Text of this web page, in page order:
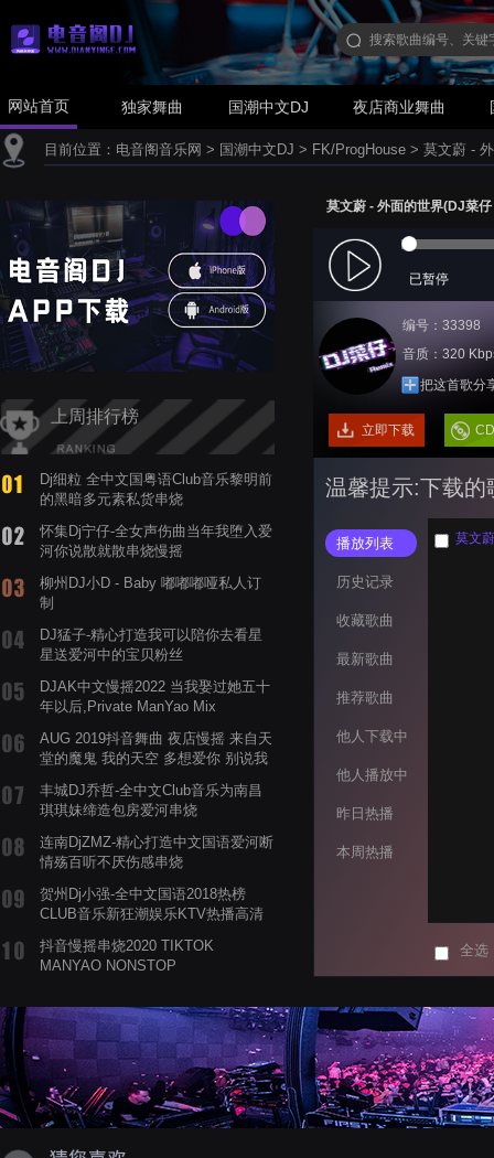
网站首页 独家舞曲 国潮中文DJ 夜店商业舞曲
目前位置： 电音阁音乐网 > 国潮中文DJ > FK/ProgHouse > 莫文蔚 -
上周排行榜
Dj细粒 全中文国粤语Club音乐黎明前
的黑暗多元素私货串烧
怀集Dj宁仔-全女声伤曲当年我堕入爱
河你说散就散串烧慢摇
柳州DJ小D - Baby 嘟嘟嘟哑私人订
制
DJ猛子-精心打造我可以陪你去看星
星送爱河中的宝贝粉丝
DJAK中文慢摇2022 当我娶过她五十
年以后,Private ManYao Mix
AUG 2019抖音舞曲 夜店慢摇 来自天
堂的魔鬼 我的天空 多想爱你 别说我
丰城DJ乔哲-全中文Club音乐为南昌
琪琪妹缔造包房爱河串烧
连南DjZMZ-精心打造中文国语爱河断
情殇百听不厌伤感串烧
贺州Dj小强-全中文国语2018热榜
CLUB音乐新狂潮娱乐KTV热播高清
抖音慢摇串烧2020 TIKTOK
MANYAO NONSTOP
蝉爸爸妈妈爱存在夏天的风是想你的
声音啊
莫文蔚 - 外面的世界(DJ菜
已暂停
编号：33398
音质：320
把这首歌分
立即下载
温馨提示:下载的
播放列表
历史记录
收藏歌曲
最新歌曲
推荐歌曲
他人下载中
他人播放中
昨日热播
本周热播
莫文
全选